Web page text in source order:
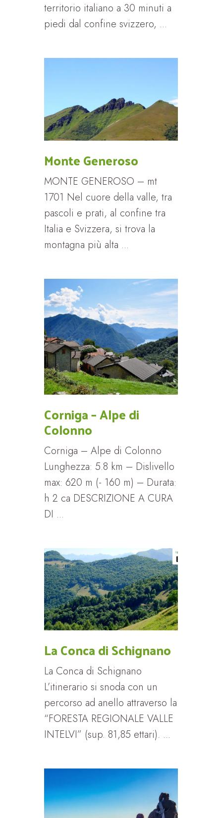
territorio italiano a 30 minuti a
piedi dal confine svizzero, ...
Monte Generoso
MONTE GENEROSO – mt
1701 Nel cuore della valle, tra
pascoli e prati, al confine tra
Italia e Svizzera, si trova la
montagna più alta ...
Corniga – Alpe di
Colonno
Corniga – Alpe di Colonno
Lunghezza: 5.8 km – Dislivello
max: 620 m (- 160 m) – Durata:
h 2 ca DESCRIZIONE A CURA
DI ...
La Conca di Schignano
La Conca di Schignano
L’itinerario si snoda con un
percorso ad anello attraverso la
“FORESTA REGIONALE VALLE
INTELVI” (sup. 81,85 ettari). ...